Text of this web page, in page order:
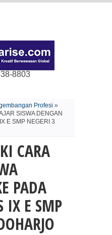
8803
Profesi »
SISWA DENGAN
E SMP NEGERI 3
CARA
PADA
IX E SMP